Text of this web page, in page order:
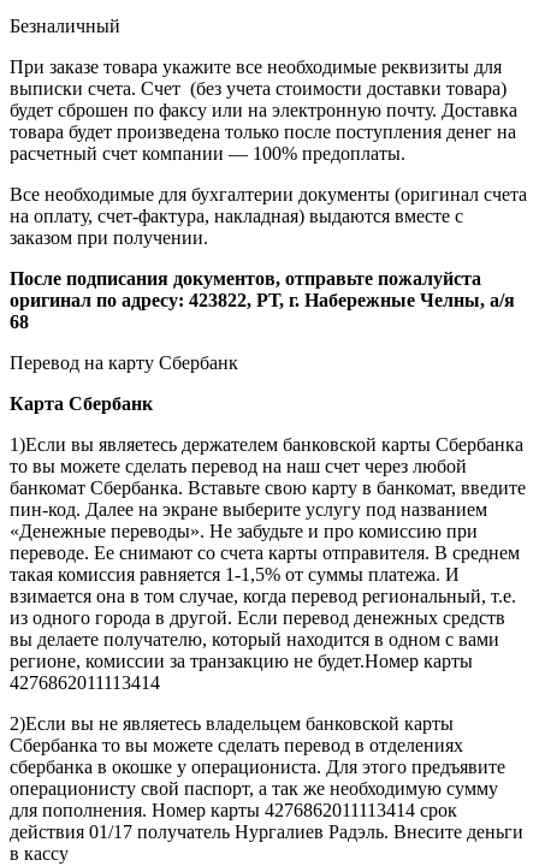
Безналичный
При заказе товара укажите все необходимые реквизиты для
выписки счета. Счет (без учета стоимости доставки товара)
будет сброшен по факсу или на электронную почту. Доставка
товара будет произведена только после поступления денег на
расчетный счет компании — 100% предоплаты.
Все необходимые для бухгалтерии документы (оригинал счета
на оплату, счет-фактура, накладная) выдаются вместе с
заказом при получении.
После подписания документов, отправьте пожалуйста
оригинал по адресу: 423822, РТ, г. Набережные Челны, а/я
68
Перевод на карту Сбербанк
Карта Сбербанк
1)Если вы являетесь держателем банковской карты Сбербанка
то вы можете сделать перевод на наш счет через любой
банкомат Сбербанка. Вставьте свою карту в банкомат, введите
пин-код. Далее на экране выберите услугу под названием
«Денежные переводы». Не забудьте и про комиссию при
переводе. Ее снимают со счета карты отправителя. В среднем
такая комиссия равняется 1-1,5% от суммы платежа. И
взимается она в том случае, когда перевод региональный, т.е.
из одного города в другой. Если перевод денежных средств
вы делаете получателю, который находится в одном с вами
регионе, комиссии за транзакцию не будет.Номер карты
4276862011113414
2)Если вы не являетесь владельцем банковской карты
Сбербанка то вы можете сделать перевод в отделениях
сбербанка в окошке у операциониста. Для этого предъявите
операционисту свой паспорт, а так же необходимую сумму
для пополнения. Номер карты 4276862011113414 срок
действия 01/17 получатель Нургалиев Радэль. Внесите деньги
в кассу